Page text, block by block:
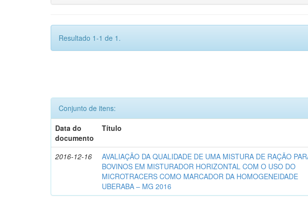
Resultado 1-1 de 1.
Conjunto de itens:
Data do
documento
Título
2016-12-16
AVALIAÇÃO DA QUALIDADE DE UMA MISTURA DE RAÇÃO
BOVINOS EM MISTURADOR HORIZONTAL COM O USO DO
MICROTRACERS COMO MARCADOR DA HOMOGENEIDADE
UBERABA – MG 2016